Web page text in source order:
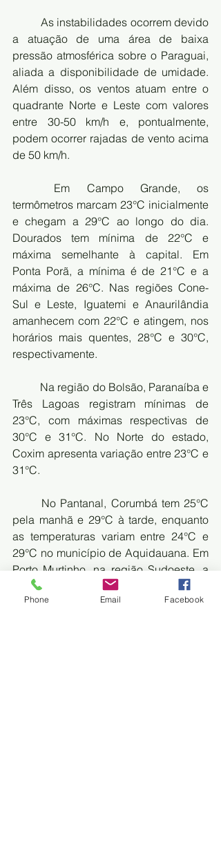
As instabilidades ocorrem devido
a atuação de uma área de baixa
pressão atmosférica sobre o Paraguai,
aliada a disponibilidade de umidade.
Além disso, os ventos atuam entre o
quadrante Norte e Leste com valores
entre 30-50 km/h e, pontualmente,
podem ocorrer rajadas de vento acima
de 50 km/h.
Em Campo Grande, os
termômetros marcam 23°C inicialmente
e chegam a 29°C ao longo do dia.
Dourados tem mínima de 22°C e
máxima semelhante à capital. Em
Ponta Porã, a mínima é de 21°C e a
máxima de 26°C. Nas regiões Cone-
Sul e Leste, Iguatemi e Anaurilândia
amanhecem com 22°C e atingem, nos
horários mais quentes, 28°C e 30°C,
respectivamente.
Na região do Bolsão, Paranaíba e
Três Lagoas registram mínimas de
23°C, com máximas respectivas de
30°C e 31°C. No Norte do estado,
Coxim apresenta variação entre 23°C e
31°C.
No Pantanal, Corumbá tem 25°C
pela manhã e 29°C à tarde, enquanto
as temperaturas variam entre 24°C e
29°C no município de Aquidauana. Em
Porto Murtinho, na região Sudoeste, a
mínima é de 24°C e a máxima de 29°C.
FONTE: FOLHA MS
Phone Email Facebook